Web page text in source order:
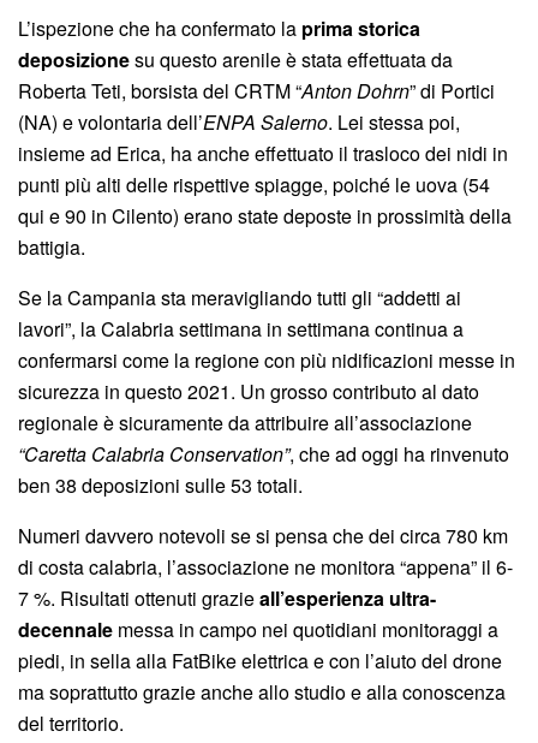
L’ispezione che ha confermato la prima storica
deposizionesu questo arenile è stata effettuata da
Roberta Teti, borsista del CRTM “Anton Dohrn” di Portici
(NA) e volontaria dell’ENPA Salerno. Lei stessa poi,
insieme ad Erica, ha anche effettuato il trasloco dei nidi in
punti più alti delle rispettive spiagge, poiché le uova (54
qui e 90 in Cilento) erano state deposte in prossimità della
battigia.
Se la Campania sta meravigliando tutti gli “addetti ai
lavori”, la Calabria settimana in settimana continua a
confermarsi come la regione con più nidificazioni messe in
sicurezza in questo 2021. Un grosso contributo al dato
regionale è sicuramente da attribuire all’associazione
“Caretta Calabria Conservation”, che ad oggi ha rinvenuto
ben 38 deposizioni sulle 53 totali.
Numeri davvero notevoli se si pensa che dei circa 780 km
di costa calabria, l’associazione ne monitora “appena” il 6-
7 %. Risultati ottenuti grazieall’esperienza ultra-
decennale messa in campo nei quotidiani monitoraggi a
piedi, in sella alla FatBike elettrica e con l’aiuto del drone
ma soprattutto grazie anche allo studio e alla conoscenza
del territorio.